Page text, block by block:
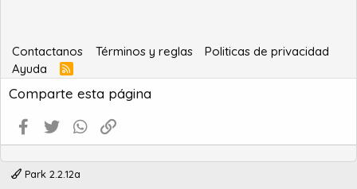
Contactanos Términos y reglas
Politicas de privacidad
Ayuda
R
S
S
Comparte esta página
Facebook
Twitter WhatsApp
Park 2.2.12a